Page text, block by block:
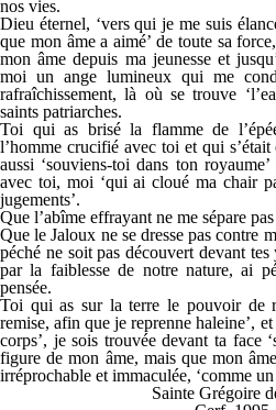
nos vies.
Dieu éternel, ‘vers qui je me suis
que mon âme a aimé’ de toute sa
mon âme depuis ma jeunesse et
moi un ange lumineux qui me
rafraîchissement, là où se trouve
saints patriarches.
Toi qui as brisé la flamme de
l’homme crucifié avec toi et qui
aussi ‘souviens-toi dans ton
avec toi, moi ‘qui ai cloué ma chair
jugements’.
Que l’abîme effrayant ne me sépare
Que le Jaloux ne se dresse pas contre
péché ne soit pas découvert devant
par la faiblesse de notre nature, ai
pensée.
Toi qui as sur la terre le pouvoir de
remise, afin que je reprenne haleine’,
corps’, je sois trouvée devant ta face
figure de mon âme, mais que mon
irréprochable et immaculée, ‘comme
Sainte Grégoire